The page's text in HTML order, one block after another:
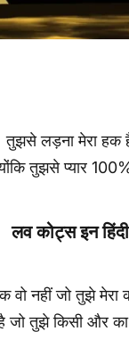
तुझसे लड़ना मेरा हक
तुझसे प्यार
लव कोट्स इन हिंदी
वो नहीं जो तुझे मेरा
जो तुझे किसी और का